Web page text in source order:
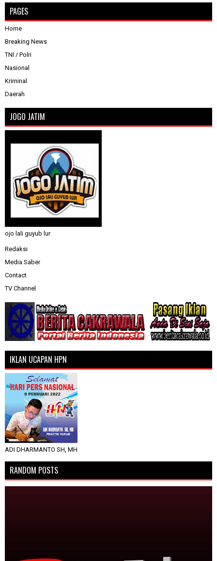
PAGES
Home
Breaking News
TNI / Polri
Nasional
Kriminal
Daerah
JOGO JATIM
ojo lali guyub lur
Redaksi
Media Saber
Contact
TV Channel
IKLAN UCAPAN HPN
ADI DHARMANTO SH, MH
RANDOM POSTS